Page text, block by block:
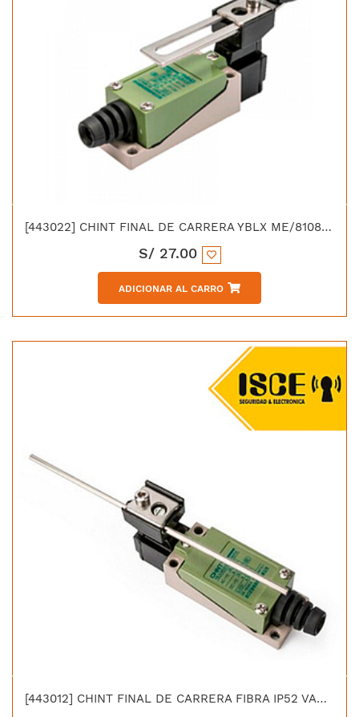
[443022] CHINT FINAL DE CARRERA YBLX ME/8108 PALANCA AJUSTABLE CON ROLDANA
S/ 27.00
ADICIONAR AL CARRO
[443012] CHINT FINAL DE CARRERA FIBRA IP52 VARILLA METAL RIGIDA YBLX ME/8107